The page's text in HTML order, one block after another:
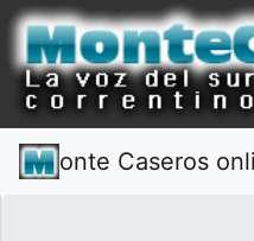
onte Caseros